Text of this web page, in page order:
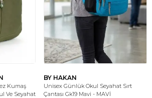
Kumaş
Ve Seyahat
BY HAKAN
Unisex Günlük Okul Seyahat Sırt
Çantası Gk19 Mavi - MAVİ